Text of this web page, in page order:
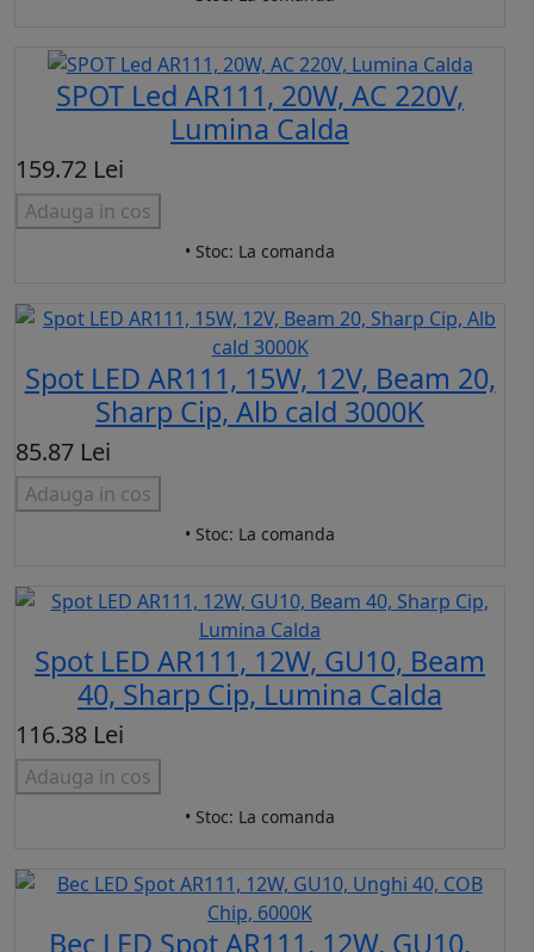
SPOT Led AR111, 20W, AC 220V,
Lumina Calda
159.72 Lei
Adauga in cos
• Stoc: La comanda
Spot LED AR111, 15W, 12V, Beam 20,
Sharp Cip, Alb cald 3000K
85.87 Lei
Adauga in cos
• Stoc: La comanda
Spot LED AR111, 12W, GU10, Beam
40, Sharp Cip, Lumina Calda
116.38 Lei
Adauga in cos
• Stoc: La comanda
Bec LED Spot AR111, 12W, GU10,